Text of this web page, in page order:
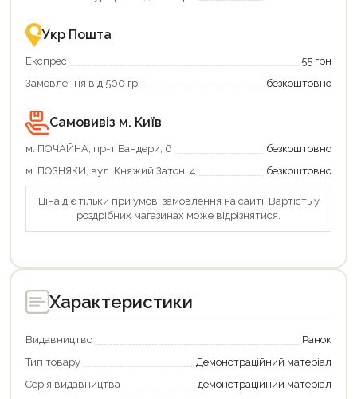
Укр Пошта
Експрес
55 грн
Замовлення від 500 грн
безкоштовно
Самовивіз м. Київ
м. ПОЧАЙНА, пр-т Бандери, 6
безкоштовно
м. ПОЗНЯКИ, вул. Княжий Затон, 4
безкоштовно
Ціна діє тільки при умові замовлення на сайті. Вартість у
роздрібних магазинах може відрізнятися.
Характеристики
Видавництво
Ранок
Тип товару
Демонстраційний матеріал
Серія видавництва
демонстраційний матеріал
Продовжити покупки